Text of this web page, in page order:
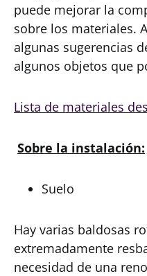
puede mejorar la
sobre los materiales.
algunas sugerencias
algunos objetos que
Lista de materiales
Sobre la instalación:
Suelo
Hay varias baldosas
extremadamente
necesidad de una